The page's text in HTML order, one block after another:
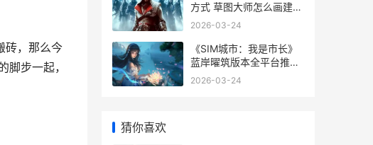
砖，那么今
步一起，
方式 草图大师怎么画建筑
外观
2026-03-24
《SIM城市：我是市长》
蓝岸曜筑版本全平台推出
sim city 3
2026-03-24
猜你喜欢